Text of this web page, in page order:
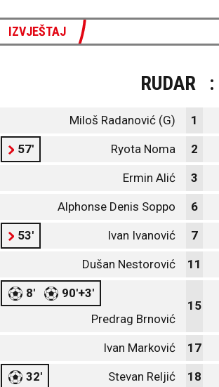
IZVJEŠTAJ
RUDAR :
Miloš Radanović (G) 1
57' Ryota Noma 2
Ermin Alić 3
Alphonse Denis Soppo 6
53' Ivan Ivanović 7
Dušan Nestorović 11
8'
90'+3'
Predrag Brnović
15
Ivan Marković 17
32' Stevan Reljić 18